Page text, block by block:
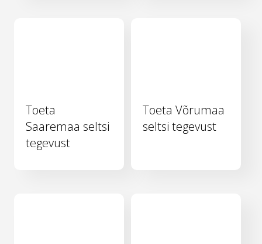
Toeta
Saaremaa seltsi
tegevust
Toeta Võrumaa
seltsi tegevust